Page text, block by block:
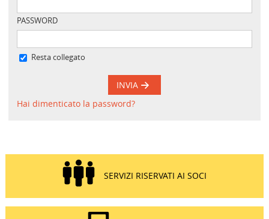
PASSWORD
Resta collegato
INVIA
Hai dimenticato la password?
SERVIZI RISERVATI AI SOCI